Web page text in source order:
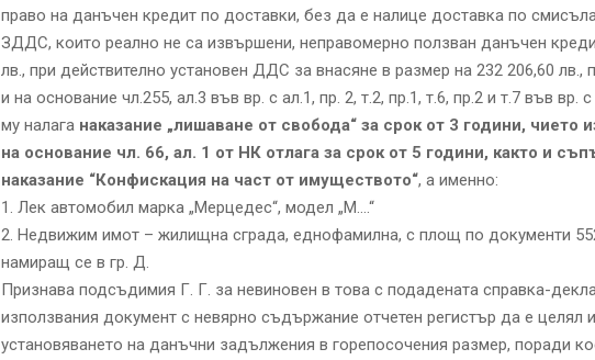
право на данъчен кредит по доставки, без да е налице доставка по
ЗДДС, които реално не са извършени, неправомерно ползван данъчен
лв., при действително установен ДДС за внасяне в размер на 232 206,60 лв.,
и на основание чл.255, ал.3 във вр. с ал.1, пр. 2, т.2, пр.1, т.6, пр.2 и т.7 във вр.
му налага наказание „лишаване от свобода“ за срок от 3 години, чието
на основание чл. 66, ал. 1 от НК отлага за срок от 5 години, както и
наказание “Конфискация на част от имуществото“, а именно:
1. Лек автомобил марка „Мерцедес“, модел „М….“
2. Недвижим имот – жилищна сграда, еднофамилна, с площ по документи
намиращ се в гр. Д.
Признава подсъдимия Г. Г. за невиновен в това с подадената справка-
използвания документ с невярно съдържание отчетен регистър да е целял
установяването на данъчни задължения в горепосочения размер, поради